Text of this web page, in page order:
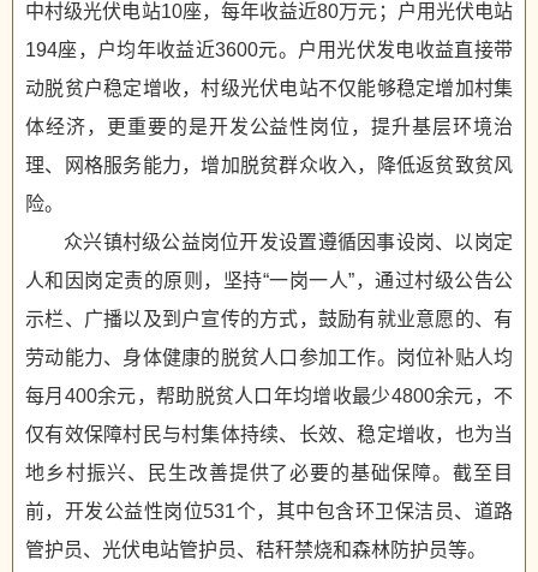
中村级光伏电站10座，每年收益近80万元；户用光伏电站
194座，户均年收益近3600元。户用光伏发电收益直接带
动脱贫户稳定增收，村级光伏电站不仅能够稳定增加村集
体经济，更重要的是开发公益性岗位，提升基层环境治
理、网格服务能力，增加脱贫群众收入，降低返贫致贫风
险。
众兴镇村级公益岗位开发设置遵循因事设岗、以岗定
人和因岗定责的原则，坚持“一岗一人”，通过村级公告公
示栏、广播以及到户宣传的方式，鼓励有就业意愿的、有
劳动能力、身体健康的脱贫人口参加工作。岗位补贴人均
每月400余元，帮助脱贫人口年均增收最少4800余元，不
仅有效保障村民与村集体持续、长效、稳定增收，也为当
地乡村振兴、民生改善提供了必要的基础保障。截至目
前，开发公益性岗位531个，其中包含环卫保洁员、道路
管护员、光伏电站管护员、秸秆禁烧和森林防护员等。